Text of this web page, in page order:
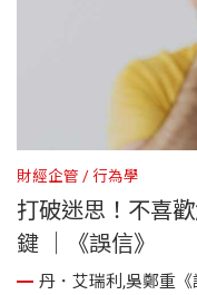
財經企管 行為學
打破迷思！不喜
鍵 ｜《誤信》
丹．艾瑞利,吳鄭重《